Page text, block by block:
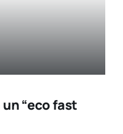
“eco fast